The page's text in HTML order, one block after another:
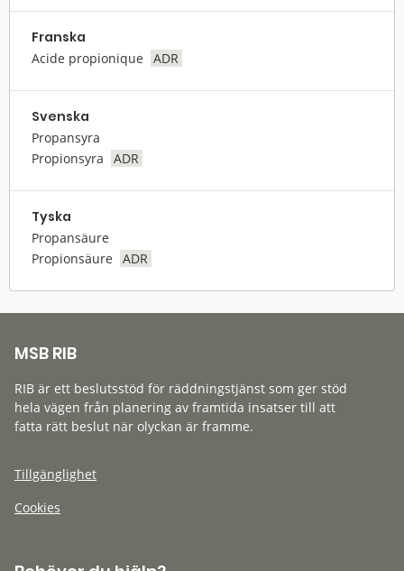
Franska
Acide propionique ADR
Svenska
Propansyra
Propionsyra
ADR
Tyska
Propansäure
Propionsäure
ADR
MSB RIB
RIB är ett beslutsstöd för räddningstjänst som ger stöd
hela vägen från planering av framtida insatser till att
fatta rätt beslut när olyckan är framme.
Tillgänglighet
Cookies